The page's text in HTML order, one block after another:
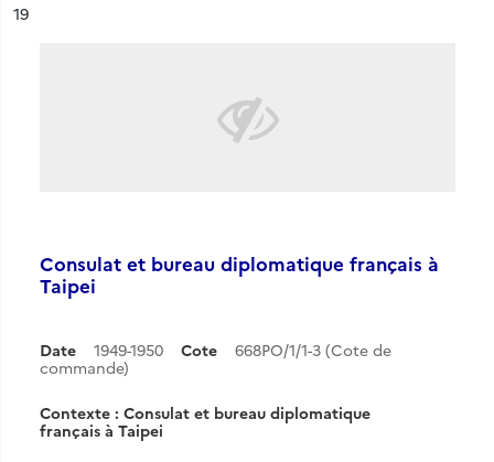
n°
19
Consulat et bureau diplomatique français à
Taipei
Date 1949-1950 Cote
668PO/1/1-3 (Cote de
commande)
Contexte : Consulat et bureau diplomatique
français à Taipei